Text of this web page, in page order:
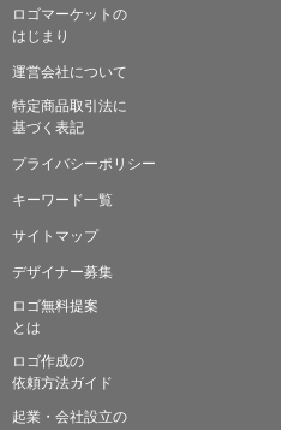
ロゴマーケットの
はじまり
運営会社について
特定商品取引法に
基づく表記
プライバシーポリシー
キーワード一覧
サイトマップ
デザイナー募集
ロゴ無料提案
とは
ロゴ作成の
依頼方法ガイド
起業・会社設立の